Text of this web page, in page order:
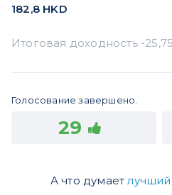
182,8 HKD
Голосование завершено.
29
А что думаетлучший